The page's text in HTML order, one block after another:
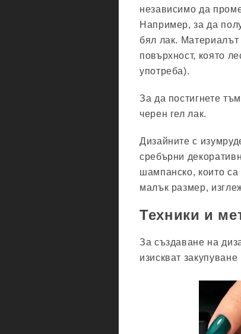
независимо да
Например, за да
бял лак.
повърхност, която
употреба).
За да постигнете
черен гел лак.
Дизайните с
сребърни
шампанско, които са
малък размер,
Техники и
За създаване на
изискват